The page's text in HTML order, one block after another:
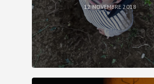
12 NOVEMBRE 2018